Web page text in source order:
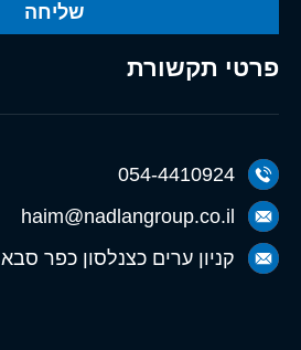
פרטי תקשורת
054-4410924
haim@nadlangroup.co.il
קניון ערים כצנלסון כפר סבא
שליחה